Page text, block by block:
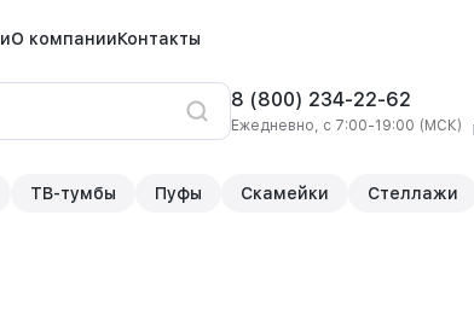
О компанииКонтакты
8 (800) 234-22-62
Ежедневно, с 7:00-19:00 (МСК)
ТВ-тумбы Пуфы Скамейки Стеллажи